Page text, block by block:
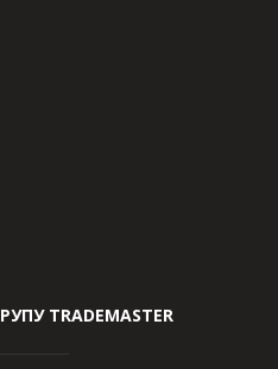
TRADEMASTER